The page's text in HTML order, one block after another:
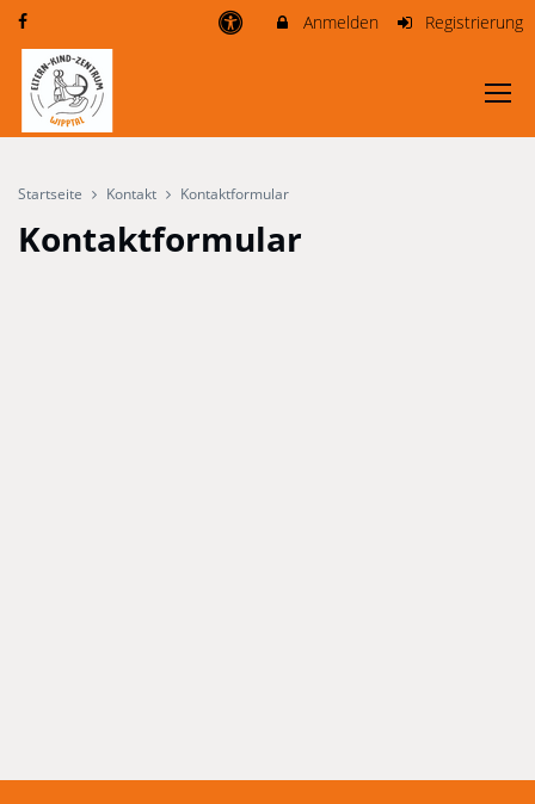
Anmelden Registrierung
Startseite Kontakt Kontaktformular
Kontaktformular